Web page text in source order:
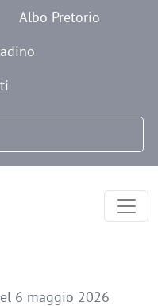
Albo Pretorio
6 maggio 2026